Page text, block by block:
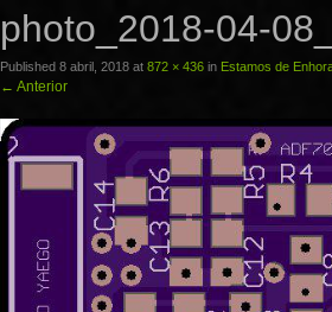
photo_2018-04-
Published 8 abril, 2018 at 872 × 436 in Estamos de
← Anterior